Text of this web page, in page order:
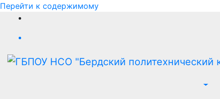
Перейти к содержимому